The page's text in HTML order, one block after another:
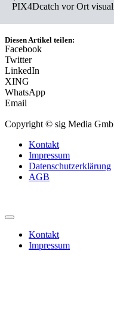
PIX4Dcatch vor Ort
Diesen Artikel teilen:
Facebook
Twitter
LinkedIn
XING
WhatsApp
Email
Copyright © sig Media
Kontakt
Impressum
Datenschutzerklärung
AGB
Kontakt
Impressum